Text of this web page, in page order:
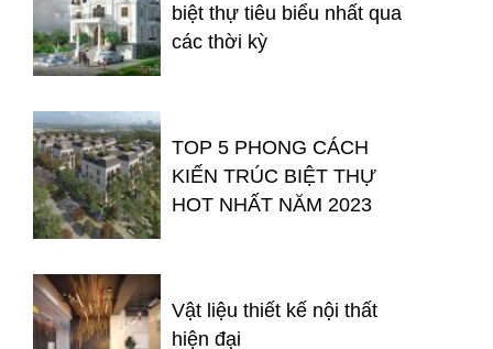
biệt thự tiêu biểu nhất qua
các thời kỳ
TOP 5 PHONG CÁCH
KIẾN TRÚC BIỆT THỰ
HOT NHẤT NĂM 2023
Vật liệu thiết kế nội thất
hiện đại